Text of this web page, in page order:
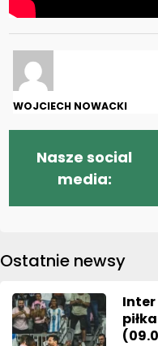
WOJCIECH NOWACKI
Nasze social
media:
Ostatnie newsy
Inter